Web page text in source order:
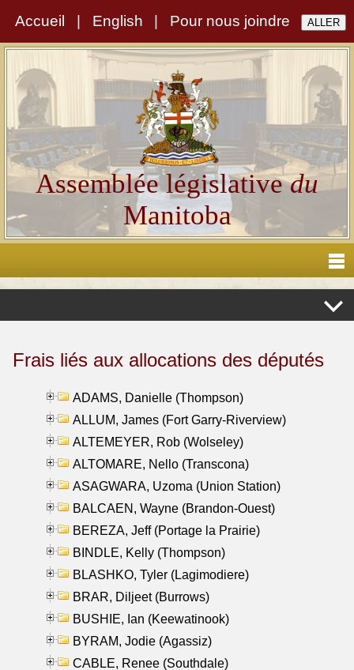
Accueil English Pour nous joindre
Assemblée législativedu
Manitoba
Frais liés aux allocations des députés
ADAMS, Danielle (Thompson)
ALLUM, James (Fort Garry-Riverview)
ALTEMEYER, Rob (Wolseley)
ALTOMARE, Nello (Transcona)
ASAGWARA, Uzoma (Union Station)
BALCAEN, Wayne (Brandon-Ouest)
BEREZA, Jeff (Portage la Prairie)
BINDLE, Kelly (Thompson)
BLASHKO, Tyler (Lagimodiere)
BRAR, Diljeet (Burrows)
BUSHIE, Ian (Keewatinook)
BYRAM, Jodie (Agassiz)
CABLE, Renee (Southdale)